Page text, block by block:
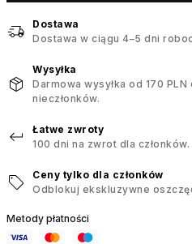
Dostawa
Dostawa w ciągu 4–5 dni
Wysyłka
Darmowa wysyłka od 170
nieczłonków.
Łatwe zwroty
100 dni na zwrot dla członków.
Ceny tylko dla członków
Odblokuj ekskluzywne
Metody płatności